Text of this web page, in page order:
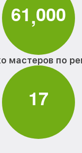
61,000
мастеров по
17